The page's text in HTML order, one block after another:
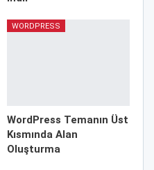
WORDPRESS
WordPress Temanın Üst
Kısmında Alan
Oluşturma